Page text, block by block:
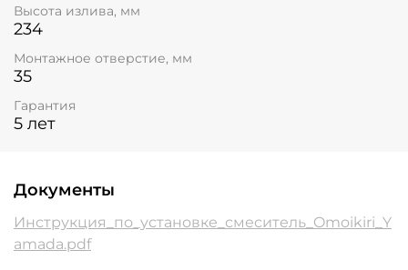
Высота излива, мм
234
Монтажное отверстие, мм
35
Гарантия
5 лет
Документы
Инструкция_по_установке_смеситель_Omoikiri_Y
amada.pdf